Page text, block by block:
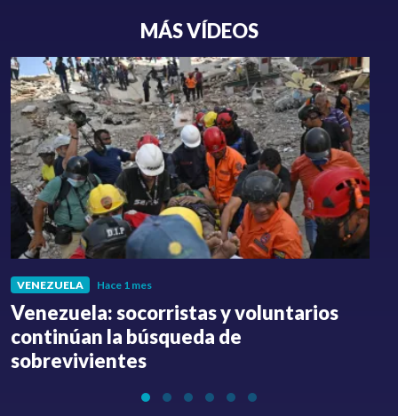
MÁS VÍDEOS
VENEZUELA Hace 1 mes
Venezuela: socorristas y voluntarios
continúan la búsqueda de
sobrevivientes